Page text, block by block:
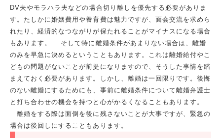
DV夫やモラハラ夫などの場合切り離しを優先する必要がありま
す。たしかに婚姻費用や養育費は魅力ですが、面会交流を求めら
れたり、経済的なつながりが保たれることがマイナスになる場合
もあります。 そして特に離婚条件があまりない場合は、離婚
のみを早急に決めるということもあります。これは離婚給付やこ
どもの問題がないことが前提になりますので、そうした事情を踏
まえておく必要があります。しかし、離婚は一回限りです。後悔
のない離婚にするためにも、事前に離婚条件について離婚弁護士
と打ち合わせの機会を持つと心がかるくなることもあります。
離婚をする際は面倒を後に残さないことが大事ですが、緊急の
場合は後回しにすることもあります。